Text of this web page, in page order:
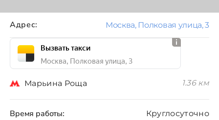
Время работы: Круглосуточно
Адрес: Москва, Полковая улица, 3
Вызвать такси
Москва, Полковая улица, 3
Марьина Роща 1.36 км